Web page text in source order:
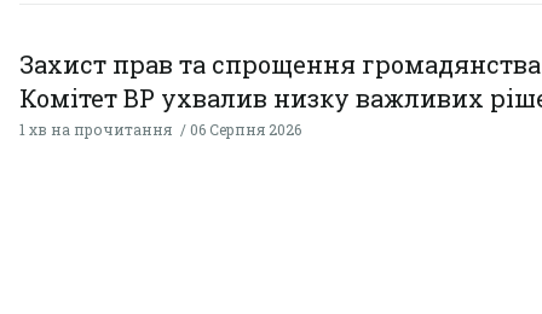
Захист прав та спрощення
Комітет ВР ухвалив низку важливих
1 хв на прочитання 06 Серпня 2026